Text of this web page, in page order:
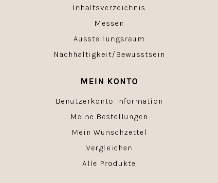
Inhaltsverzeichnis
Messen
Ausstellungsraum
Nachhaltigkeit/Bewusstsein
MEIN KONTO
Benutzerkonto Information
Meine Bestellungen
Mein Wunschzettel
Vergleichen
Alle Produkte